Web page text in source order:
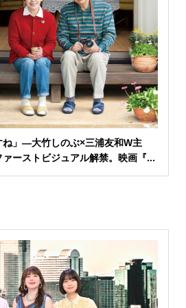
ね」―大竹しのぶ×三浦友和W主
ーストビジュアル解禁。映画『...